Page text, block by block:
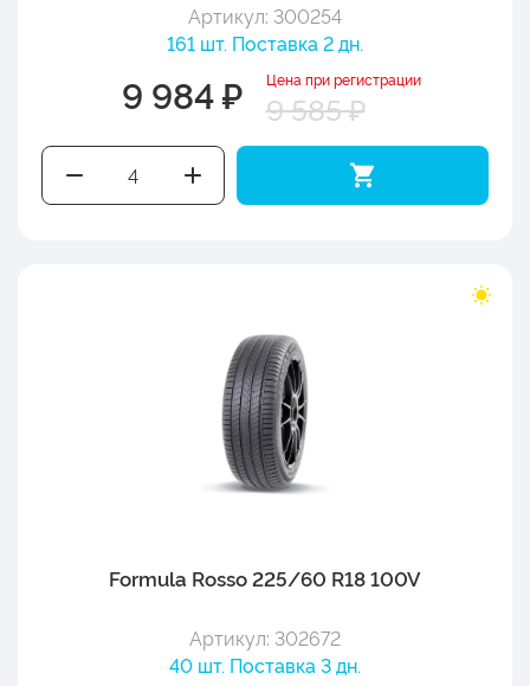
Артикул: 300254
161 шт. Поставка 2 дн.
9 984 ₽ Цена при регистрации
9 585 ₽
Formula Rosso 225/60 R18 100V
Артикул: 302672
40 шт. Поставка 3 дн.